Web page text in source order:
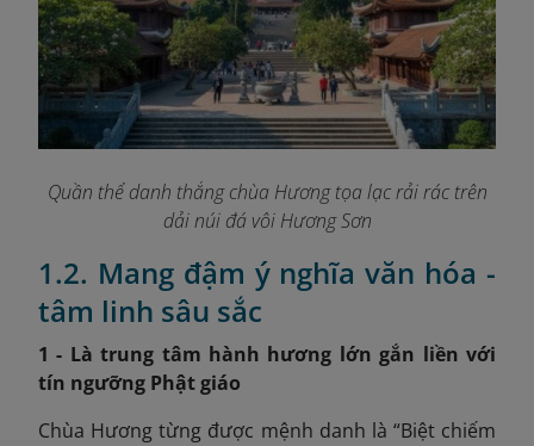
Quần thể danh thắng chùa Hương tọa lạc rải rác trên
dải núi đá vôi Hương Sơn
1.2. Mang đậm ý nghĩa văn hóa -
tâm linh sâu sắc
1 - Là trung tâm hành hương lớn gắn liền với
tín ngưỡng Phật giáo
Chùa Hương từng được mệnh danh là “Biệt chiếm